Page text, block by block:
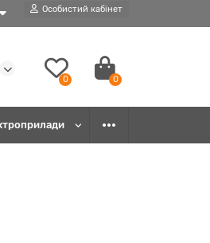
Особистий кабінет
0 0